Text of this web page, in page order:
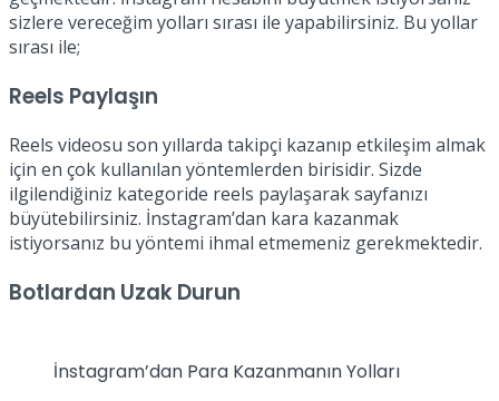
sizlere vereceğim yolları sırası ile yapabilirsiniz. Bu yollar
sırası ile;
Reels Paylaşın
Reels videosu son yıllarda takipçi kazanıp etkileşim almak
için en çok kullanılan yöntemlerden birisidir. Sizde
ilgilendiğiniz kategoride reels paylaşarak sayfanızı
büyütebilirsiniz. İnstagram’dan kara kazanmak
istiyorsanız bu yöntemi ihmal etmemeniz gerekmektedir.
Botlardan Uzak Durun
İnstagram’dan Para Kazanmanın Yolları